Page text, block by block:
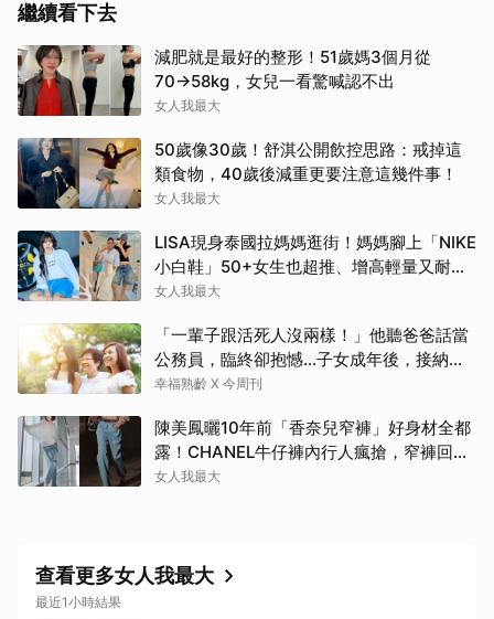
繼續看下去
減肥就是最好的整形！51歲媽3個月從
70→58kg，女兒一看驚喊認不出
女人我最大
50歲像30歲！舒淇公開飲控思路：戒掉這
類食物，40歲後減重更要注意這幾件事！
女人我最大
LISA現身泰國拉媽媽逛街！媽媽腳上「NIKE
小白鞋」50+女生也超推、增高輕量又耐
走！
女人我最大
「一輩子跟活死人沒兩樣！」他聽爸爸話當
公務員，臨終卻抱憾…子女成年後，接納與
欣賞就夠了
幸福熟齡 X 今周刊
陳美鳳曬10年前「香奈兒窄褲」好身材全都
露！CHANEL牛仔褲內行人瘋搶，窄褲回歸
必看這幾條
女人我最大
查看更多女人我最大
最近1小時結果